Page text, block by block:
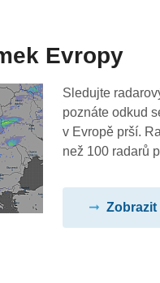
Evropy
Sledujte
poznáte odkud
v Evropě prší.
než 100 radarů